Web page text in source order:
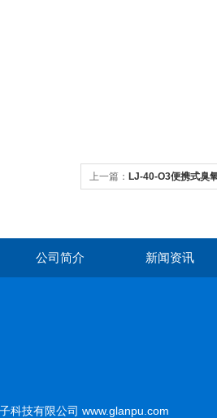
上一篇： LJ-40-O3便携式臭
公司简介 新闻资讯
科技有限公司 www.glanpu.com